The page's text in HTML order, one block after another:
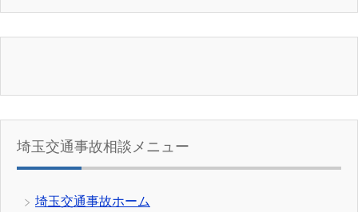
埼玉交通事故相談メニュー
埼玉交通事故ホーム